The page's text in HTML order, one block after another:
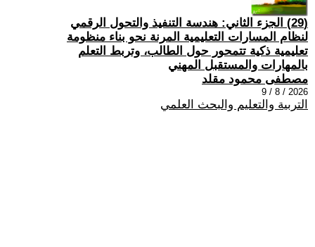
(29) الجزء الثاني: هندسة التنفيذ والتحول الرقمي
لنظام المسارات التعليمية المرنة نحو بناء منظومة
تعليمية ذكية تتمحور حول الطالب، وتربط التعلم
بالمهارات والمستقبل المهني
مصطفى محمود مقلد
2026 / 8 / 9
التربية والتعليم والبحث العلمي